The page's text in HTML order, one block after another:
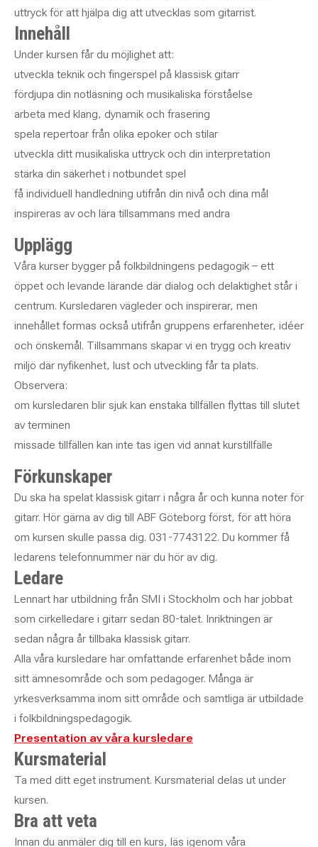
uttryck för att hjälpa dig att utvecklas som gitarrist.
Innehåll
Under kursen får du möjlighet att:
utveckla teknik och fingerspel på klassisk gitarr
fördjupa din notläsning och musikaliska förståelse
arbeta med klang, dynamik och frasering
spela repertoar från olika epoker och stilar
utveckla ditt musikaliska uttryck och din interpretation
stärka din säkerhet i notbundet spel
få individuell handledning utifrån din nivå och dina mål
inspireras av och lära tillsammans med andra
Upplägg
Våra kurser bygger på folkbildningens pedagogik – ett
öppet och levande lärande där dialog och delaktighet står i
centrum. Kursledaren vägleder och inspirerar, men
innehållet formas också utifrån gruppens erfarenheter, idéer
och önskemål. Tillsammans skapar vi en trygg och kreativ
miljö där nyfikenhet, lust och utveckling får ta plats.
Observera:
om kursledaren blir sjuk kan enstaka tillfällen flyttas till slutet
av terminen
missade tillfällen kan inte tas igen vid annat kurstillfälle
Förkunskaper
Du ska ha spelat klassisk gitarr i några år och kunna noter för
gitarr. Hör gärna av dig till ABF Göteborg först, för att höra
om kursen skulle passa dig. 031-7743122. Du kommer få
ledarens telefonnummer när du hör av dig.
Ledare
Lennart har utbildning från SMI i Stockholm och har jobbat
som cirkelledare i gitarr sedan 80-talet. Inriktningen är
sedan några år tillbaka klassisk gitarr.
Alla våra kursledare har omfattande erfarenhet både inom
sitt ämnesområde och som pedagoger. Många är
yrkesverksamma inom sitt område och samtliga är utbildade
i folkbildningspedagogik.
Presentation av våra kursledare
Kursmaterial
Ta med ditt eget instrument. Kursmaterial delas ut under
kursen.
Bra att veta
Innan du anmäler dig till en kurs, läs igenom våra